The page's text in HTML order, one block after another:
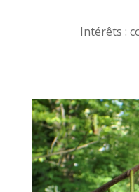
Intérêts :